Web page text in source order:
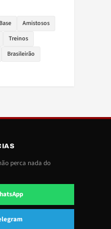
Base
Amistosos
Treinos
Brasileirão
perca nada do